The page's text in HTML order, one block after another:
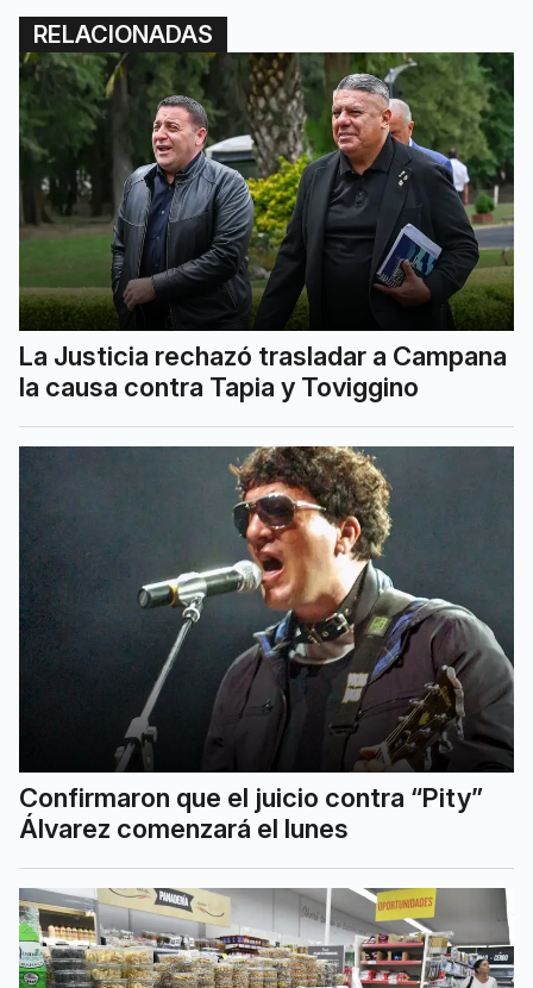
RELACIONADAS
La Justicia rechazó trasladar a Campana
la causa contra Tapia y Toviggino
Confirmaron que el juicio contra “Pity”
Álvarez comenzará el lunes